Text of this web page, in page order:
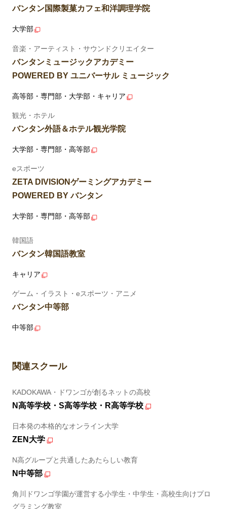
バンタン国際製菓カフェ和洋調理学院
大学部
音楽・アーティスト・サウンドクリエイター
バンタンミュージックアカデミー
POWERED BY ユニバーサル ミュージック
高等部・専門部・大学部・キャリア
観光・ホテル
バンタン外語＆ホテル観光学院
大学部・専門部・高等部
eスポーツ
ZETA DIVISIONゲーミングアカデミー
POWERED BY バンタン
大学部・専門部・高等部
韓国語
バンタン韓国語教室
キャリア
ゲーム・イラスト・eスポーツ・アニメ
バンタン中等部
中等部
関連スクール
KADOKAWA・ドワンゴが創るネットの高校
N高等学校・S高等学校・R高等学校
日本発の本格的なオンライン大学
ZEN大学
N高グループと共通したあたらしい教育
N中等部
角川ドワンゴ学園が運営する小学生・中学生・高校生向けプロ
グラミング教室